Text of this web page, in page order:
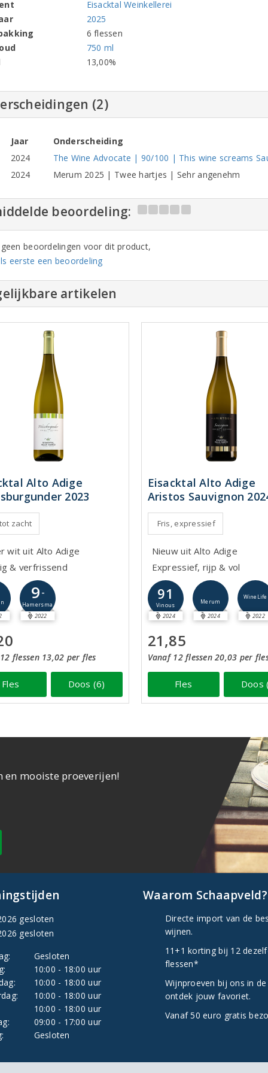
Eisacktal Weinkellerei
2025
6 flessen
750 ml
13,00%
(2)
Jaar
Onderscheiding
2024
The Wine Advocate | 90/100 | This wine screams
2024
Merum 2025 | Twee hartjes | Sehr angenehm
beoordeling:
beoordelingen voor dit product,
eerste een beoordeling
artikelen
Alto Adige
2023
zacht
wit uit Alto Adige
& verfrissend
9 -
Hamersma
2022
flessen 13,02 per fles
Fles Doos (6)
Eisacktal Alto Adige
Aristos Sauvignon
Fris, expressief
Nieuw uit Alto Adige
Expressief, rijp & vol
91
Vinous
2024
Merum
2024
WineLife
2022
21,85
Vanaf 12 flessen 20,03 per
Fles Doos
en mooiste proeverijen!
gesloten
gesloten
Gesloten
10:00 - 18:00 uur
10:00 - 18:00 uur
10:00 - 18:00 uur
10:00 - 18:00 uur
09:00 - 17:00 uur
Gesloten
Waarom Schaapveld?
Directe import van de
wijnen.
11+1 korting bij 12
flessen*
Wijnproeven bij ons in
ontdek jouw favoriet.
Vanaf 50 euro gratis